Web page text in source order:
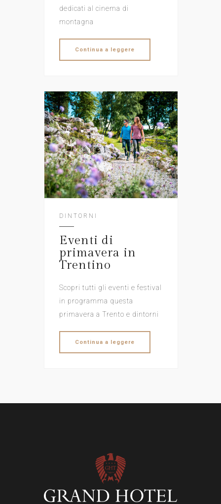
dedicati al cinema di
montagna
Continua a leggere
DINTORNI
Eventi di
primavera in
Trentino
Scopri tutti gli eventi e festival
in programma questa
primavera a Trento e dintorni
Continua a leggere